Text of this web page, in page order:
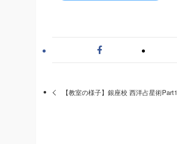
【教室の様子】銀座校 西洋占星術Part1